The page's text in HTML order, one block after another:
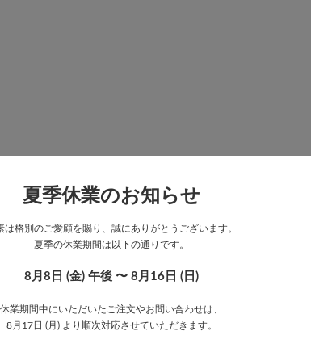
夏季休業のお知らせ
は格別のご愛顧を賜り、誠にありがとうございます。
夏季の休業期間は以下の通りです。
8月8日 (金) 午後 〜 8月16日 (日)
休業期間中にいただいたご注文やお問い合わせは、
8月17日 (月) より順次対応させていただきます。